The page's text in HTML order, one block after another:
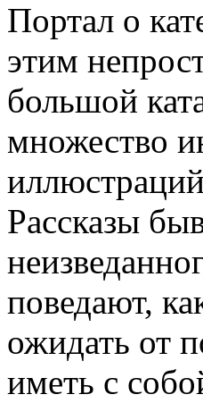
Портал о
этим
большой
множество
Рассказы
поведают,
ожидать от
иметь с